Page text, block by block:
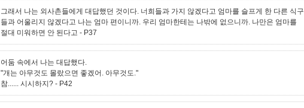
그래서 나는 외사촌들에게 대답했던 것이다. 너희들과 가지 않겠다고 엄마를 슬프게 한 다른 식구
들과 어울리지 않겠다고 나는 엄마 편이니까. 우리 엄마한테는 나밖에 없으니까. 나만은 엄마를
절대 미워하면 안 된다고 - P37
어둠 속에서 나는 대답했다.
"개는 아무것도 몰랐으면 좋겠어. 아무것도."
참...... 시시하지? - P42